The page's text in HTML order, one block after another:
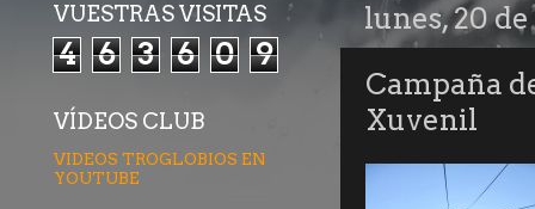
lunes, 20
Campaña
Xuvenil
VUESTRAS VISITAS
4 6 3 6 0 9
VÍDEOS CLUB
VIDEOS TROGLOBIOS EN
YOUTUBE